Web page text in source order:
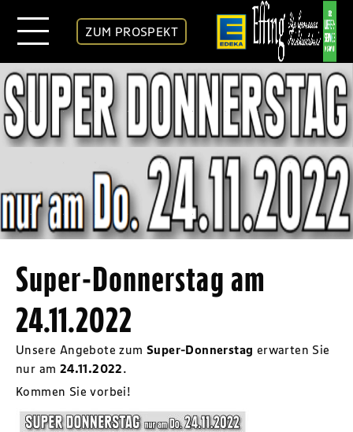
ZUM PROSPEKT
Super-Donnerstag am
24.11.2022
Unsere Angebote zum Super-Donnerstag erwarten Sie
nur am 24.11.2022.
Kommen Sie vorbei!